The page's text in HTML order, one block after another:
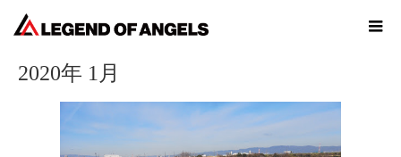
2020年 1月
2020年 1月